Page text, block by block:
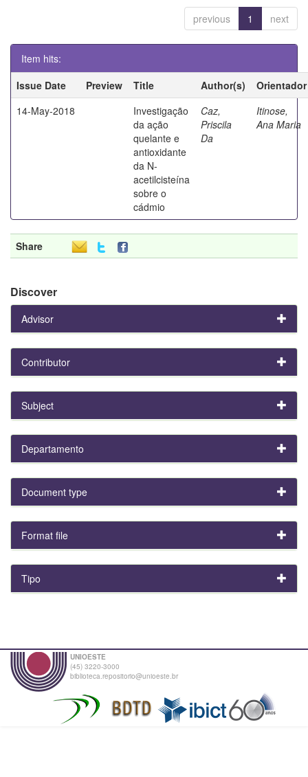
previous 1 next
Item hits:
Issue Date
Preview Title Author(s)
Orientador
14-May-2018
Investigação
da ação
quelante e
antioxidante
da N-
acetilcisteína
sobre o
cádmio
Caz,
Priscila
Da
Itinose,
Ana Maria
Share
Discover
Advisor
Contributor
Subject
Departamento
Document type
Format file
Tipo
UNIOESTE
(45) 3220-3000
biblioteca.repositorio@unioeste.br